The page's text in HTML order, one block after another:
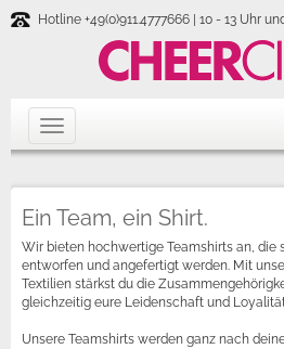
Hotline +49(0)911.4777666 | 10 - 13 Uhr
Ein Team, ein Shirt.
Wir bieten hochwertige Teamshirts an, die
entworfen und angefertigt werden. Mit
Textilien stärkst du die
gleichzeitig eure Leidenschaft und
Unsere Teamshirts werden ganz nach